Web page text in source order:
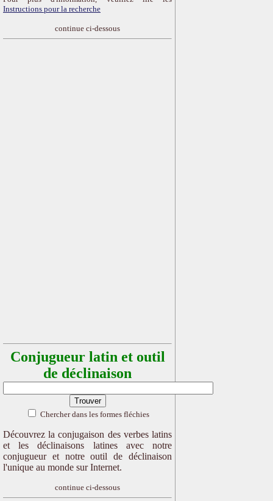
Instructions pour la recherche
continue ci-dessous
Conjugueur latin et outil
de déclinaison
Chercher dans les formes fléchies
Découvrez la conjugaison des verbes latins
et les déclinaisons latines avec notre
conjugueur et notre outil de déclinaison
l'unique au monde sur Internet.
continue ci-dessous